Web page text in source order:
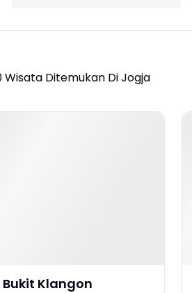
Wisata Ditemukan Di Jogja
Bukit Klangon